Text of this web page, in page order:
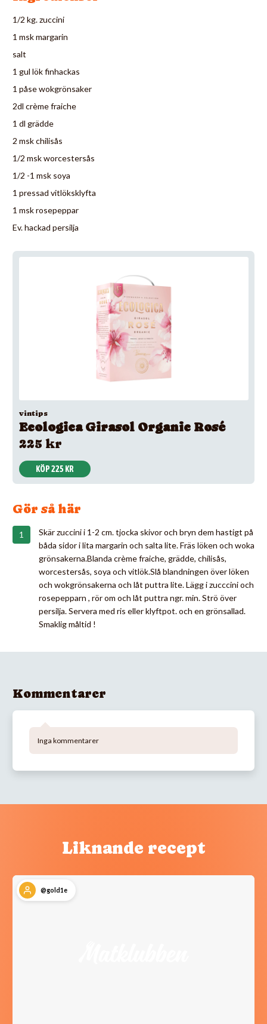
1/2 kg. zuccini
1 msk margarin
salt
1 gul lök finhackas
1 påse wokgrönsaker
2dl crème fraiche
1 dl grädde
2 msk chilisås
1/2 msk worcestersås
1/2 -1 msk soya
1 pressad vitlöksklyfta
1 msk rosepeppar
Ev. hackad persilja
vintips
Ecologica Girasol Organic Rosé
225 kr
KÖP 225 KR
Gör så här
Skär zuccini i 1-2 cm. tjocka skivor och bryn dem hastigt på
båda sidor i lita margarin och salta lite. Fräs löken och woka
grönsakerna.Blanda crème fraiche, grädde, chilisås,
worcestersås, soya och vitlök.Slå blandningen över löken
och wokgrönsakerna och låt puttra lite. Lägg i zucccini och
rosepepparn , rör om och låt puttra ngr. min. Strö över
persilja. Servera med ris eller klyftpot. och en grönsallad.
Smaklig måltid !
Kommentarer
Inga kommentarer
Liknande recept
@gold1e